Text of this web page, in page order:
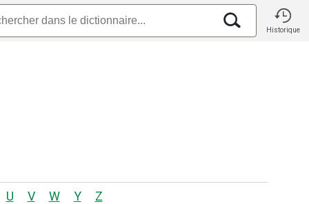
Historique
U V W Y Z